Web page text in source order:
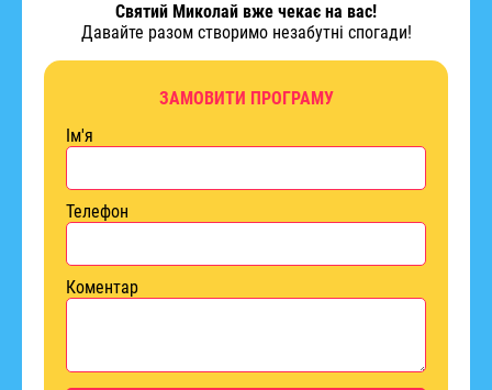
Святий Миколай вже чекає на вас!
Давайте разом створимо незабутні спогади!
ЗАМОВИТИ ПРОГРАМУ
Ім'я
Телефон
Коментар